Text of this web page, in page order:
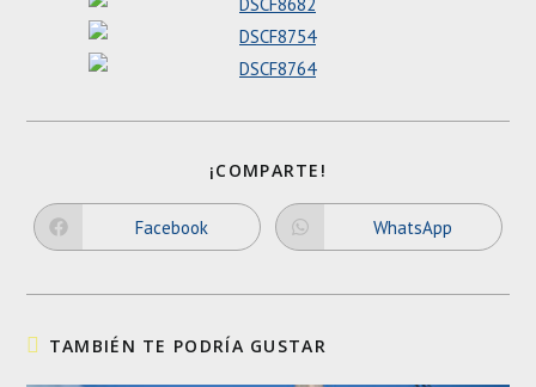
¡COMPARTE!
CONTENT
Opens
in
window
Facebook Opens
in
window
WhatsApp
TAMBIÉN TE PODRÍA GUSTAR